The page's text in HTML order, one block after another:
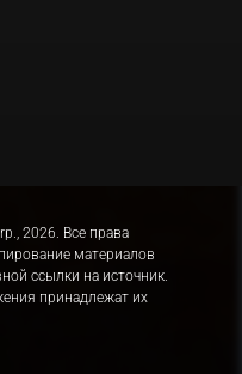
2026. Все права
материалов
ссылки на источник.
принадлежат их